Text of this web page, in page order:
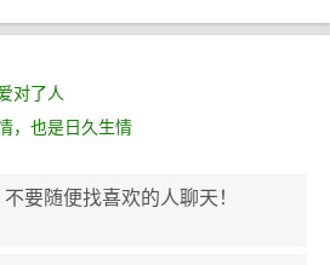
对了人
，也是日久生情
不要随便找喜欢的人聊天！